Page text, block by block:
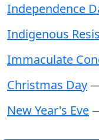
Independence
Indigenous
Immaculate
Christmas Day
New Year's Eve